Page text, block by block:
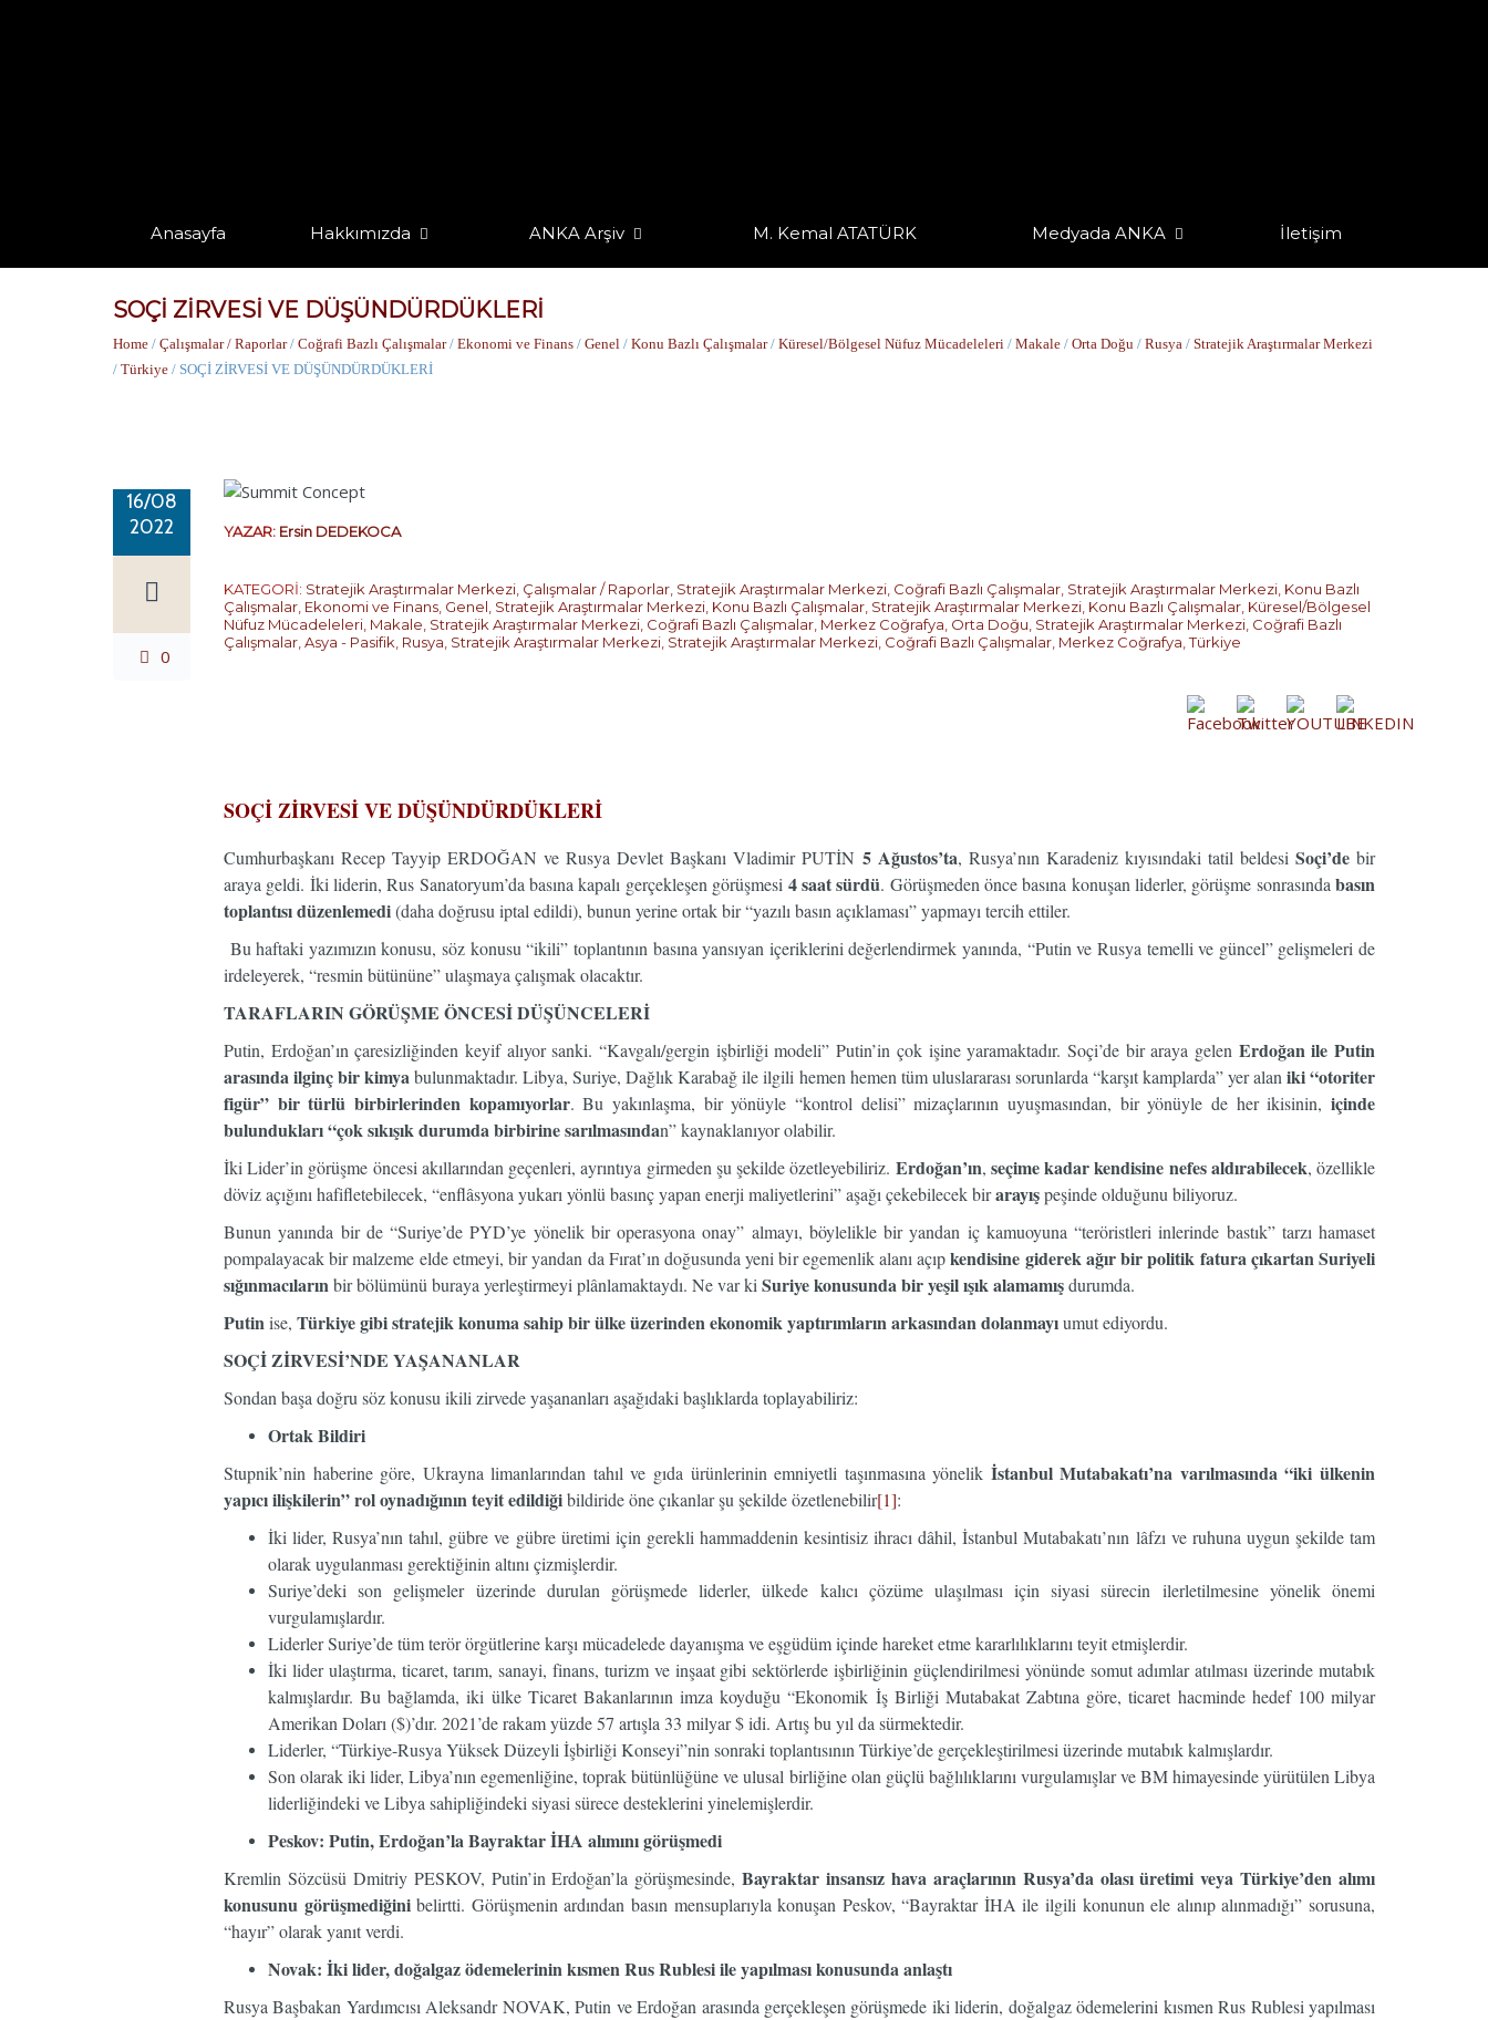
Anasayfa Hakkımızda ANKA Arşiv M. Kemal ATATÜRK Medyada ANKA İletişim
SOÇİ ZİRVESİ VE DÜŞÜNDÜRDÜKLERİ
Home / Çalışmalar / Raporlar/ Coğrafi Bazlı Çalışmalar/ Ekonomi ve Finans / Genel / Konu Bazlı Çalışmalar/ Küresel/Bölgesel Nüfuz Mücadeleleri / Makale / Orta Doğu / Rusya / Stratejik Araştırmalar Merkezi
/ Türkiye / SOÇİ ZİRVESİ VE DÜŞÜNDÜRDÜKLERİ
16/08
2022
0
YAZAR: Ersin DEDEKOCA
KATEGORİ: Stratejik Araştırmalar Merkezi, Çalışmalar / Raporlar, Stratejik Araştırmalar Merkezi, Coğrafi Bazlı Çalışmalar, Stratejik Araştırmalar Merkezi, Konu Bazlı
Çalışmalar, Ekonomi ve Finans, Genel, Stratejik Araştırmalar Merkezi, Konu Bazlı Çalışmalar, Stratejik Araştırmalar Merkezi, Konu Bazlı Çalışmalar, Küresel/Bölgesel
Nüfuz Mücadeleleri, Makale, Stratejik Araştırmalar Merkezi, Coğrafi Bazlı Çalışmalar, Merkez Coğrafya, Orta Doğu, Stratejik Araştırmalar Merkezi, Coğrafi Bazlı
Çalışmalar,Asya - Pasifik, Rusya, Stratejik Araştırmalar Merkezi, Stratejik Araştırmalar Merkezi, Coğrafi Bazlı Çalışmalar, Merkez Coğrafya,Türkiye
SOÇİ ZİRVESİ VE DÜŞÜNDÜRDÜKLERİ
Cumhurbaşkanı Recep Tayyip ERDOĞAN ve Rusya Devlet Başkanı Vladimir PUTİN 5 Ağustos’ta, Rusya’nın Karadeniz kıyısındaki tatil beldesi Soçi’debir
araya geldi. İki liderin, Rus Sanatoryum’da basına kapalı gerçekleşen görüşmesi 4 saat sürdü. Görüşmeden önce basına konuşan liderler, görüşme sonrasındabasın
toplantısı düzenlemedi(daha doğrusu iptal edildi), bunun yerine ortak bir “yazılı basın açıklaması” yapmayı tercih ettiler.
Bu haftaki yazımızın konusu, söz konusu “ikili” toplantının basına yansıyan içeriklerini değerlendirmek yanında, “Putin ve Rusya temelli ve güncel” gelişmeleri de
irdeleyerek, “resmin bütününe” ulaşmaya çalışmak olacaktır.
TARAFLARIN GÖRÜŞME ÖNCESİ DÜŞÜNCELERİ
Putin, Erdoğan’ın çaresizliğinden keyif alıyor sanki. “Kavgalı/gergin işbirliği modeli” Putin’in çok işine yaramaktadır. Soçi’de bir araya gelen Erdoğan ile Putin
arasında ilginç bir kimyabulunmaktadır. Libya, Suriye, Dağlık Karabağ ile ilgili hemen hemen tüm uluslararası sorunlarda “karşıt kamplarda” yer alaniki “otoriter
figür” bir türlü birbirlerinden kopamıyorlar. Bu yakınlaşma, bir yönüyle “kontrol delisi” mizaçlarının uyuşmasından, bir yönüyle de her ikisinin,içinde
bulundukları “çok sıkışık durumda birbirine sarılmasından” kaynaklanıyor olabilir.
İki Lider’in görüşme öncesi akıllarından geçenleri, ayrıntıya girmeden şu şekilde özetleyebiliriz. Erdoğan’ın, seçime kadar kendisine nefes aldırabilecek, özellikle
döviz açığını hafifletebilecek, “enflâsyona yukarı yönlü basınç yapan enerji maliyetlerini” aşağı çekebilecek birarayışpeşinde olduğunu biliyoruz.
Bunun yanında bir de “Suriye’de PYD’ye yönelik bir operasyona onay” almayı, böylelikle bir yandan iç kamuoyuna “teröristleri inlerinde bastık” tarzı hamaset
pompalayacak bir malzeme elde etmeyi, bir yandan da Fırat’ın doğusunda yeni bir egemenlik alanı açıpkendisine giderek ağır bir politik fatura çıkartan Suriyeli
sığınmacılarınbir bölümünü buraya yerleştirmeyi plânlamaktaydı. Ne var kiSuriye konusunda bir yeşil ışık alamamışdurumda.
Putinise, Türkiye gibi stratejik konuma sahip bir ülke üzerinden ekonomik yaptırımların arkasından dolanmayıumut ediyordu.
SOÇİ ZİRVESİ’NDE YAŞANANLAR
Sondan başa doğru söz konusu ikili zirvede yaşananları aşağıdaki başlıklarda toplayabiliriz:
Ortak Bildiri
Stupnik’nin haberine göre, Ukrayna limanlarından tahıl ve gıda ürünlerinin emniyetli taşınmasına yönelik İstanbul Mutabakatı’na varılmasında “iki ülkenin
yapıcı ilişkilerin” rol oynadığının teyit edildiğibildiride öne çıkanlar şu şekilde özetlenebilir[1]:
İki lider, Rusya’nın tahıl, gübre ve gübre üretimi için gerekli hammaddenin kesintisiz ihracı dâhil, İstanbul Mutabakatı’nın lâfzı ve ruhuna uygun şekilde tam
olarak uygulanması gerektiğinin altını çizmişlerdir.
Suriye’deki son gelişmeler üzerinde durulan görüşmede liderler, ülkede kalıcı çözüme ulaşılması için siyasi sürecin ilerletilmesine yönelik önemi
vurgulamışlardır.
Liderler Suriye’de tüm terör örgütlerine karşı mücadelede dayanışma ve eşgüdüm içinde hareket etme kararlılıklarını teyit etmişlerdir.
İki lider ulaştırma, ticaret, tarım, sanayi, finans, turizm ve inşaat gibi sektörlerde işbirliğinin güçlendirilmesi yönünde somut adımlar atılması üzerinde mutabık
kalmışlardır. Bu bağlamda, iki ülke Ticaret Bakanlarının imza koyduğu “Ekonomik İş Birliği Mutabakat Zabtına göre, ticaret hacminde hedef 100 milyar
Amerikan Doları ($)’dır. 2021’de rakam yüzde 57 artışla 33 milyar $ idi. Artış bu yıl da sürmektedir.
Liderler, “Türkiye-Rusya Yüksek Düzeyli İşbirliği Konseyi”nin sonraki toplantısının Türkiye’de gerçekleştirilmesi üzerinde mutabık kalmışlardır.
Son olarak iki lider, Libya’nın egemenliğine, toprak bütünlüğüne ve ulusal birliğine olan güçlü bağlılıklarını vurgulamışlar ve BM himayesinde yürütülen Libya
liderliğindeki ve Libya sahipliğindeki siyasi sürece desteklerini yinelemişlerdir.
Peskov: Putin, Erdoğan’la Bayraktar İHA alımını görüşmedi
Kremlin Sözcüsü Dmitriy PESKOV, Putin’in Erdoğan’la görüşmesinde,Bayraktar insansız hava araçlarının Rusya’da olası üretimi veya Türkiye’den alımı
konusunu görüşmediğinibelirtti. Görüşmenin ardından basın mensuplarıyla konuşan Peskov, “Bayraktar İHA ile ilgili konunun ele alınıp alınmadığı” sorusuna,
“hayır” olarak yanıt verdi.
Novak: İki lider, doğalgaz ödemelerinin kısmen Rus Rublesi ile yapılması konusunda anlaştı
Rusya Başbakan Yardımcısı Aleksandr NOVAK, Putin ve Erdoğan arasında gerçekleşen görüşmede iki liderin, doğalgaz ödemelerini kısmen Rus Rublesi yapılması